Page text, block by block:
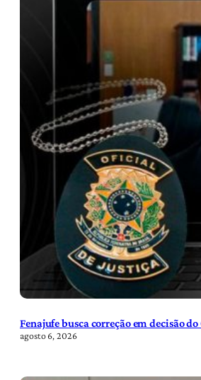
Fenajufe busca correção em decisão
agosto 6, 2026